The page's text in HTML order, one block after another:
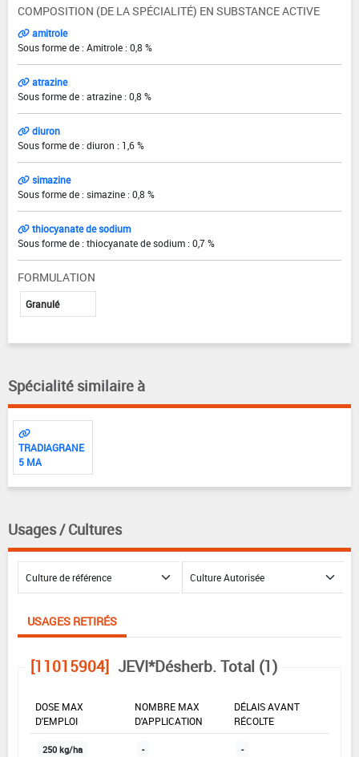
COMPOSITION (DE LA SPÉCIALITÉ) EN SUBSTANCE ACTIVE
amitrole
Sous forme de : Amitrole : 0,8 %
atrazine
Sous forme de : atrazine : 0,8 %
diuron
Sous forme de : diuron : 1,6 %
simazine
Sous forme de : simazine : 0,8 %
thiocyanate de sodium
Sous forme de : thiocyanate de sodium : 0,7 %
FORMULATION
Granulé
Spécialité similaire à
TRADIAGRANE
5 MA
Usages / Cultures
USAGES RETIRÉS
[11015904] JEVI*Désherb. Total (1)
DOSE MAX
D'EMPLOI
NOMBRE MAX
D'APPLICATION
DÉLAIS AVANT
RÉCOLTE
250 kg/ha - -